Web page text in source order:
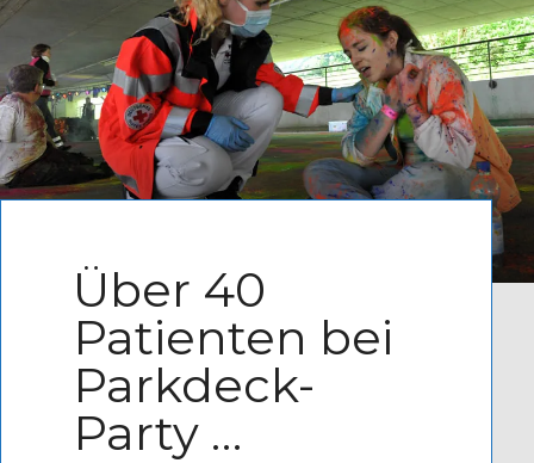
Über 40
Patienten bei
Parkdeck-
Party …